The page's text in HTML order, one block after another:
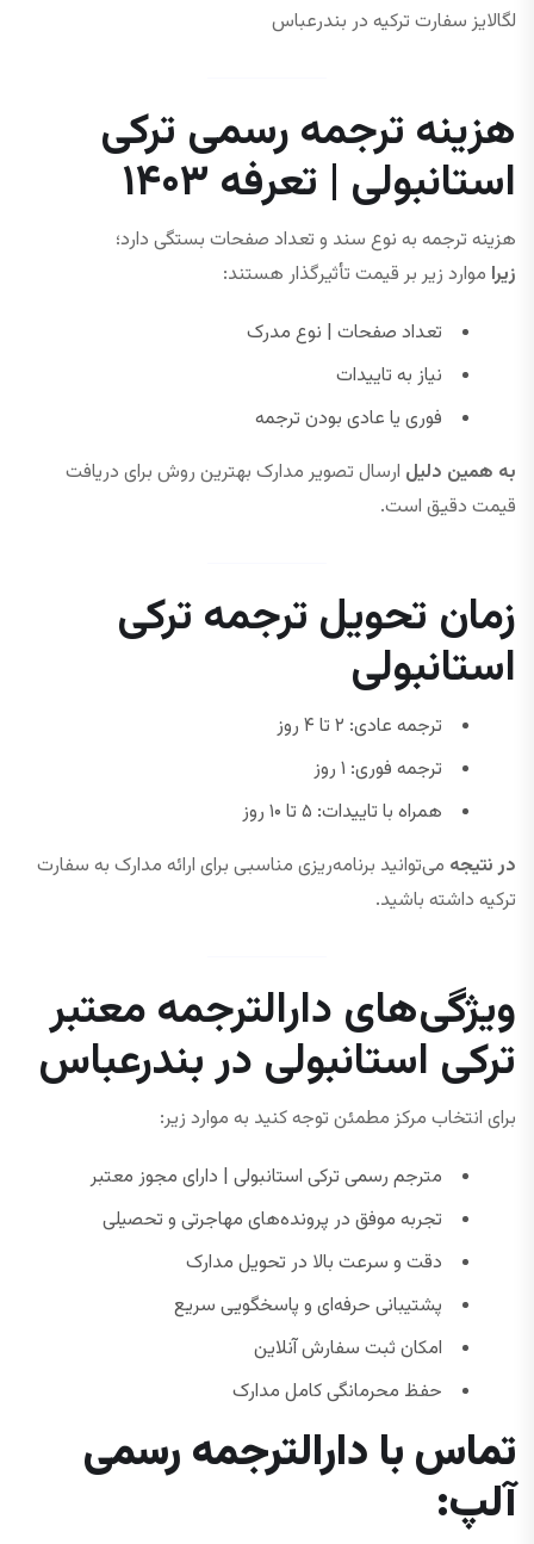
لگالایز سفارت ترکیه در بندرعباس
هزینه ترجمه رسمی ترکی
استانبولی | تعرفه ۱۴۰۳
هزینه ترجمه به نوع سند و تعداد صفحات بستگی دارد؛
زیرا موارد زیر بر قیمت تأثیرگذار هستند:
تعداد صفحات | نوع مدرک
نیاز به تاییدات
فوری یا عادی بودن ترجمه
به همین دلیل ارسال تصویر مدارک بهترین روش برای دریافت
قیمت دقیق است.
زمان تحویل ترجمه ترکی
استانبولی
ترجمه عادی: ۲ تا ۴ روز
ترجمه فوری: ۱ روز
همراه با تاییدات: ۵ تا ۱۰ روز
در نتیجه می‌توانید برنامه‌ریزی مناسبی برای ارائه مدارک به سفارت
ترکیه داشته باشید.
ویژگی‌های دارالترجمه معتبر
ترکی استانبولی در بندرعباس
برای انتخاب مرکز مطمئن توجه کنید به موارد زیر:
مترجم رسمی ترکی استانبولی | دارای مجوز معتبر
تجربه موفق در پرونده‌های مهاجرتی و تحصیلی
دقت و سرعت بالا در تحویل مدارک
پشتیبانی حرفه‌ای و پاسخگویی سریع
امکان ثبت سفارش آنلاین
حفظ محرمانگی کامل مدارک
تماس با دارالترجمه رسمی
آلپ: